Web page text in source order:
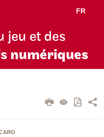
FR
jeu et des
numériques